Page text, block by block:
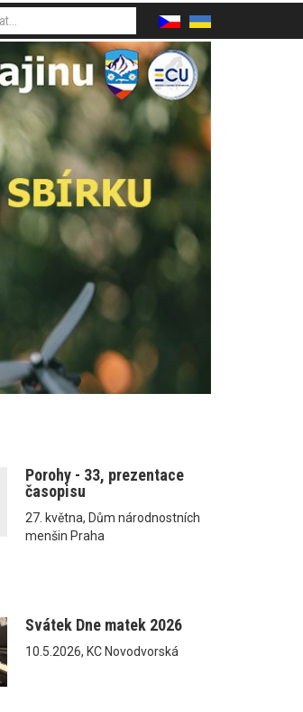
Porohy - 33, prezentace
časopisu
27. května, Dům národnostních
menšin Praha
Svátek Dne matek 2026
10.5.2026, KC Novodvorská